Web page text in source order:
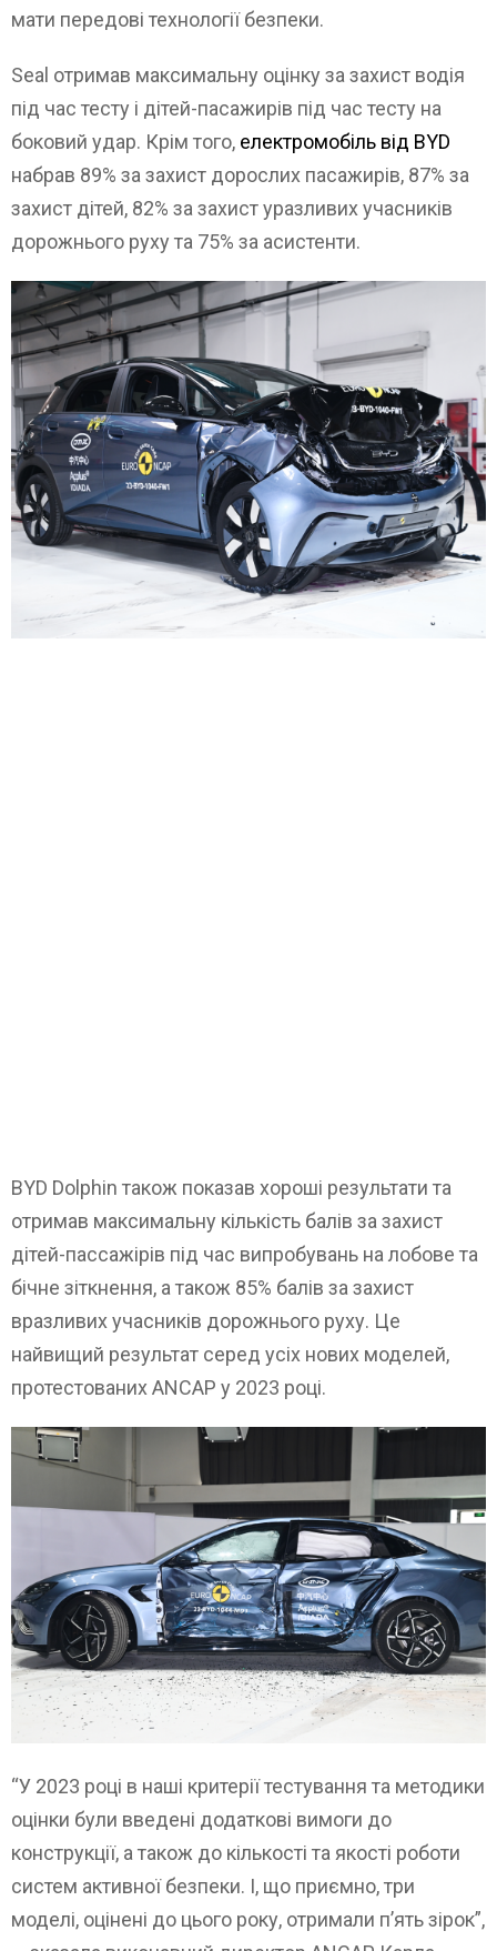
мати передові технології безпеки.
Seal отримав максимальну оцінку за захист водія
під час тесту і дітей-пасажирів під час тесту на
боковий удар. Крім того, електромобіль від BYD
набрав 89% за захист дорослих пасажирів, 87% за
захист дітей, 82% за захист уразливих учасників
дорожнього руху та 75% за асистенти.
BYD Dolphin також показав хороші результати та
отримав максимальну кількість балів за захист
дітей-пассажірів під час випробувань на лобове та
бічне зіткнення, а також 85% балів за захист
вразливих учасників дорожнього руху. Це
найвищий результат серед усіх нових моделей,
протестованих ANCAP у 2023 році.
“У 2023 році в наші критерії тестування та методики
оцінки були введені додаткові вимоги до
конструкції, а також до кількості та якості роботи
систем активної безпеки. І, що приємно, три
моделі, оцінені до цього року, отримали п’ять зірок”,